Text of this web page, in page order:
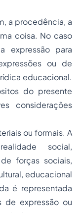
a procedência, a
coisa. No caso
expressão para
ou de
educacional.
do presente
considerações
ou formais. A
social,
forças sociais,
educacional
é representada
de expressão ou